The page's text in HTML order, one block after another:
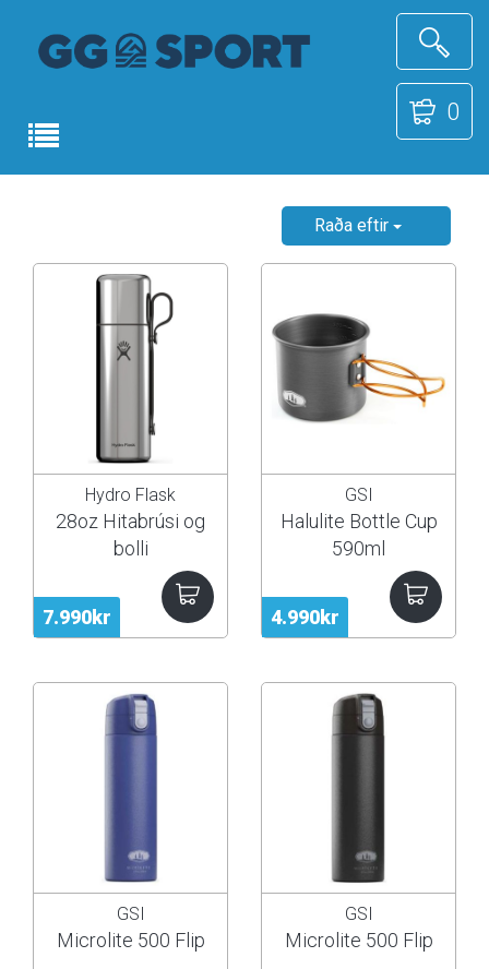
0
Raða eftir
7.990kr
Hydro Flask
28oz Hitabrúsi og
bolli
4.990kr
GSI
Halulite Bottle Cup
590ml
GSI
Microlite 500 Flip
GSI
Microlite 500 Flip